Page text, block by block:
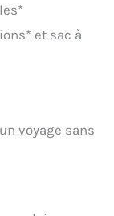
et sac à
voyage sans